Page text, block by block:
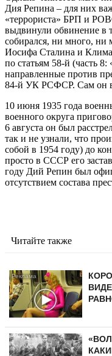
Дия Репина – для них
«террориста» БРП и
выдвинули обвинение в
собирался, ни много, ни
Иосифа Сталина и
по статьям 58-й (часть 8:
направленные против
84-й УК РСФСР. Сам он
10 июня 1935 года
военного округа
6 августа он был
так и не узнали, что
собой в 1954 году) до
просто в СССР его
году Дий Репин был
отсутствием состава
Читайте также